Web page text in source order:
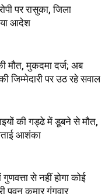
पर रासुका, जिला
आदेश
मौत, मुकदमा दर्ज; अब
जिम्मेदारी पर उठ रहे सवाल
की गड्ढे में डूबने से मौत,
आशंका
गुणवत्ता से नहीं होगा कोई
पवन कुमार गंगवार